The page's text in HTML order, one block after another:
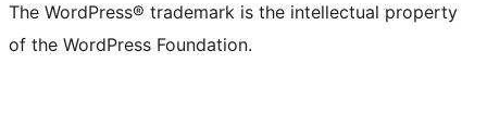
The WordPress® trademark is the intellectual property
of the WordPress Foundation.